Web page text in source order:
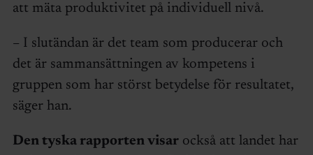
att mäta produktivitet på individuell nivå.
– I slutändan är det team som producerar och
det är sammansättningen av kompetens i
gruppen som har störst betydelse för resultatet,
säger han.
Den tyska rapporten visarockså att landet har